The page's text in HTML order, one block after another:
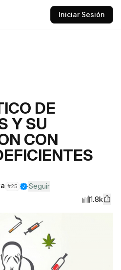
Iniciar Sesión
DE
Y SU
CON
#25
Seguir
1.8k